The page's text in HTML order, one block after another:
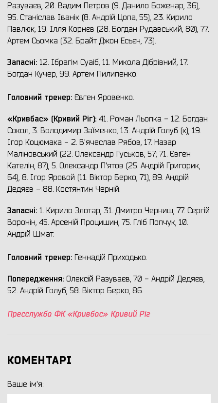
Разуваєв, 20. Вадим Петров (9. Данило Боженар, 36),
95. Станіслав Іванік (8. Андрій Цопа, 55), 23. Кирило
Павлюк, 19. Ілля Корнєв (28. Богдан Рудавський, 80), 77.
Артем Сьомка (32. Брайт Джон Есьєн, 73).
Запасні: 12. Ібрагім Суаіб, 11. Микола Дібрівний, 17.
Богдан Кучер, 99. Артем Пилипенко.
Головний тренер: Євген Яровенко.
«Кривбас» (Кривий Ріг): 41. Роман Льопка - 12. Богдан
Сокол, 3. Володимир Заїменко, 13. Андрій Голуб (к), 19.
Ігор Коцюмака - 2. В'ячеслав Рябов, 17. Назар
Маліновський (22. Олександр Гуськов, 57; 71. Євген
Кателін, 87), 5. Олександр П'ятов (25. Андрій Григорик,
64), 8. Ігор Яровой (11. Віктор Берко, 71), 89. Андрій
Дедяєв - 88. Костянтин Черній.
Запасні: 1. Кирило Злотар, 31. Дмитро Черниш, 77. Сергій
Воронін, 45. Арсеній Процишин, 75. Гліб Попчук, 10.
Андрій Шмат.
Головний тренер: Геннадій Приходько.
Попередження: Олексій Разуваєв, 70 - Андрій Дедяєв,
52. Андрій Голуб, 58. Віктор Берко, 86.
Пресслужба ФК «Кривбас» Кривий Ріг
КОМЕНТАРІ
Ваше ім'я: